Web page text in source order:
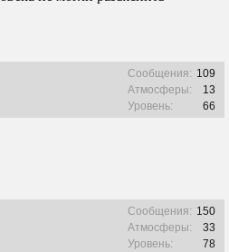
Сообщения: 109
Атмосферы:
13
Уровень:
66
Сообщения: 150
Атмосферы:
33
Уровень:
78